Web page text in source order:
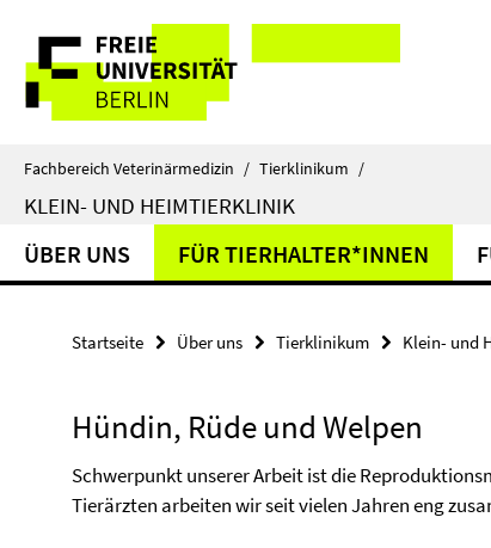
direkt
Inhalt
Service-
Navigation
Fachbereich Veterinärmedizin / Tierklinikum /
KLEIN- UND HEIMTIERKLINIK
ÜBER UNS FÜR TIERHALTER*INNEN
Startseite Über uns Tierklinikum Klein- und
Hündin, Rüde und Welpen
Schwerpunkt unserer Arbeit ist die
Tierärzten arbeiten wir seit vielen Jahren eng